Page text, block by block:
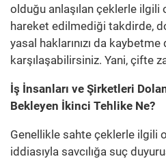
olduğu anlaşılan çeklerle
hareket edilmediği takdirde,
yasal haklarınızı da
karşılaşabilirsiniz. Yani, çifte
İş İnsanları ve Şirketleri
Bekleyen İkinci Tehlike Ne?
Genellikle sahte çeklerle ilgili
iddiasıyla savcılığa suç